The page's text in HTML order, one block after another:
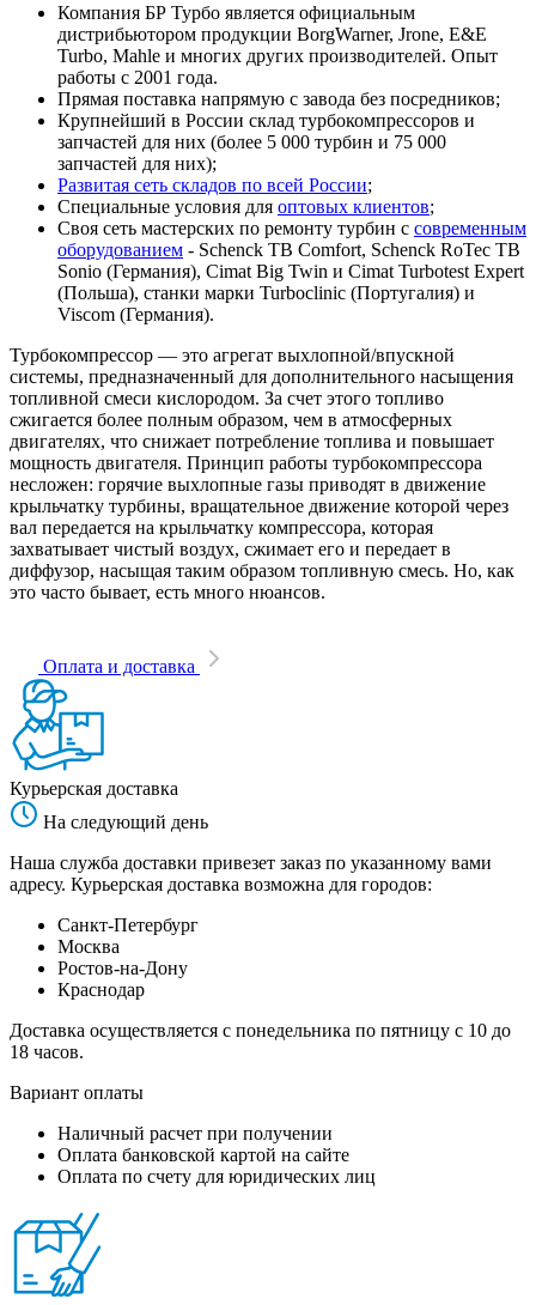
Компания БР Турбо является официальным
дистрибьютором продукции BorgWarner, Jrone, E&E
Turbo, Mahle и многих других производителей. Опыт
работы с 2001 года.
Прямая поставка напрямую с завода без посредников;
Крупнейший в России склад турбокомпрессоров и
запчастей для них (более 5 000 турбин и 75 000
запчастей для них);
Развитая сеть складов по всей России;
Специальные условия для оптовых клиентов;
Своя сеть мастерских по ремонту турбин с современным
оборудованием - Schenck TB Comfort, Schenck RoTec TB
Sonio (Германия), Cimat Big Twin и Cimat Turbotest Expert
(Польша), станки марки Turboclinic (Португалия) и
Viscom (Германия).
Турбокомпрессор — это агрегат выхлопной/впускной
системы, предназначенный для дополнительного насыщения
топливной смеси кислородом. За счет этого топливо
сжигается более полным образом, чем в атмосферных
двигателях, что снижает потребление топлива и повышает
мощность двигателя. Принцип работы турбокомпрессора
несложен: горячие выхлопные газы приводят в движение
крыльчатку турбины, вращательное движение которой через
вал передается на крыльчатку компрессора, которая
захватывает чистый воздух, сжимает его и передает в
диффузор, насыщая таким образом топливную смесь. Но, как
это часто бывает, есть много нюансов.
Оплата и доставка
Курьерская доставка
На следующий день
Наша служба доставки привезет заказ по указанному вами
адресу. Курьерская доставка возможна для городов:
Санкт-Петербург
Москва
Ростов-на-Дону
Краснодар
Доставка осуществляется с понедельника по пятницу с 10 до
18 часов.
Вариант оплаты
Наличный расчет при получении
Оплата банковской картой на сайте
Оплата по счету для юридических лиц